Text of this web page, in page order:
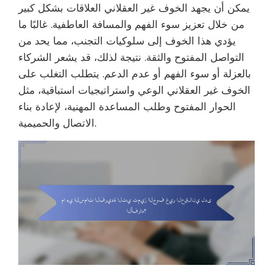
يمكن أن يجهد الخوف غير العقلاني العلاقات بشكل كبير
من خلال تعزيز سوء الفهم والمسافة العاطفية. غالبًا ما
يؤدي هذا الخوف إلى سلوكيات التجنب، مما يحد من
التواصل المفتوح والثقة. نتيجة لذلك، قد يشعر الشركاء
بالعزلة أو سوء الفهم أو عدم الدعم. يتطلب التغلب على
الخوف غير العقلاني الوعي واستراتيجيات استباقية، مثل
الحوار المفتوح وطلب المساعدة المهنية، لإعادة بناء
الاتصال والحميمية.